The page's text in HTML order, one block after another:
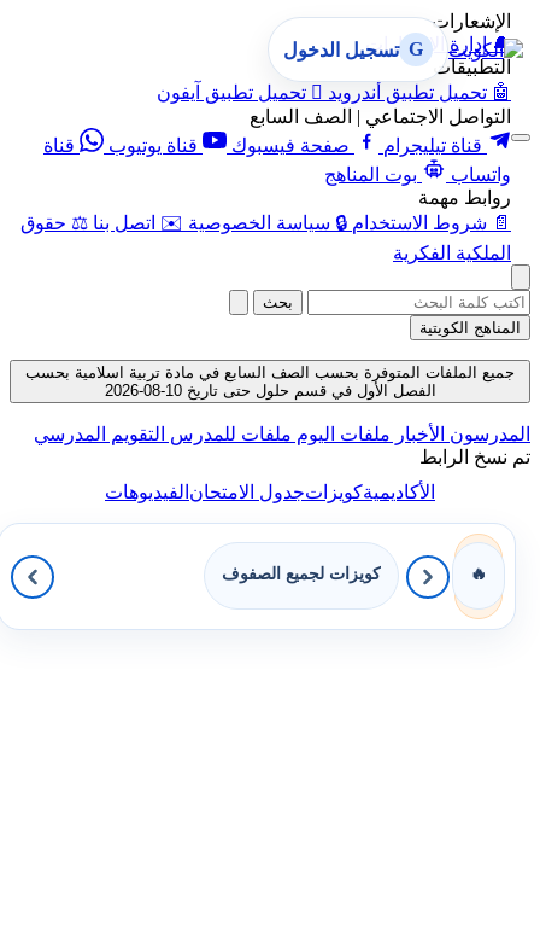
الإشعارات
🔔 إدارة الإشعارات
التطبيقات
🤖 تحميل تطبيق أندرويد  تحميل تطبيق آيفون
التواصل الاجتماعي | الصف السابع
قناة تيليجرام
صفحة فيسبوك قناة يوتيوب
قناة
واتساب
بوت المناهج
روابط مهمة
📄 شروط الاستخدام 🔒 سياسة الخصوصية ✉️ اتصل بنا ⚖️ حقوق
الملكية الفكرية
G تسجيل الدخول
بحث
المناهج الكويتية
جميع الملفات المتوفرة بحسب الصف السابع في مادة تربية اسلامية بحسب
الفصل الأول في قسم حلول حتى تاريخ 10-08-2026
المدرسون الأخبار ملفات اليوم ملفات للمدرس التقويم المدرسي
تم نسخ الرابط
الأكاديميةكويزاتجدول الامتحانالفيديوهات
🔥 كويزات لجميع الصفوف